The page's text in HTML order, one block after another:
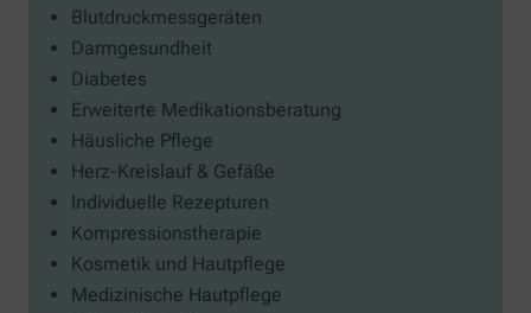
Blutdruckmessgeräten
Darmgesundheit
Diabetes
Erweiterte Medikationsberatung
Häusliche Pflege
Herz-Kreislauf & Gefäße
Individuelle Rezepturen
Kompressionstherapie
Kosmetik und Hautpflege
Medizinische Hautpflege